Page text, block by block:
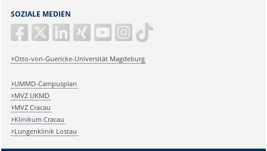
SOZIALE MEDIEN
Otto-von-Guericke-Universität Magdeburg
UMMD-Campusplan
MVZ UKMD
MVZ Cracau
Klinikum Cracau
Lungenklinik Lostau